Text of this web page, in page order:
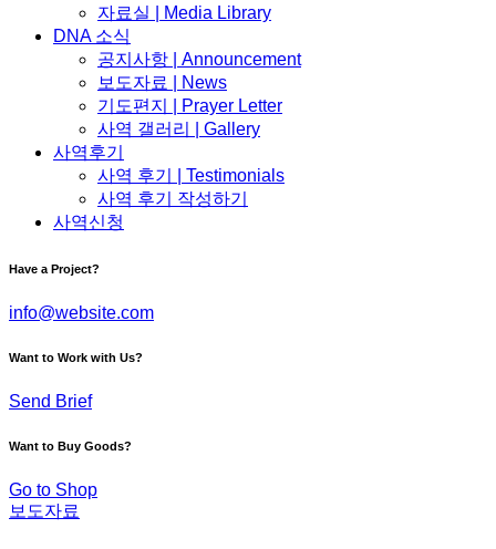
자료실 | Media Library
DNA 소식
공지사항 | Announcement
보도자료 | News
기도편지 | Prayer Letter
사역 갤러리 | Gallery
사역후기
사역 후기 | Testimonials
사역 후기 작성하기
사역신청
Have a Project?
info@website.com
Want to Work with Us?
Send Brief
Want to Buy Goods?
Go to Shop
보도자료